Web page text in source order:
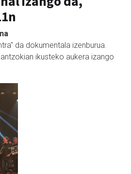
da dokumentala izenburua.
ikusteko aukera izango